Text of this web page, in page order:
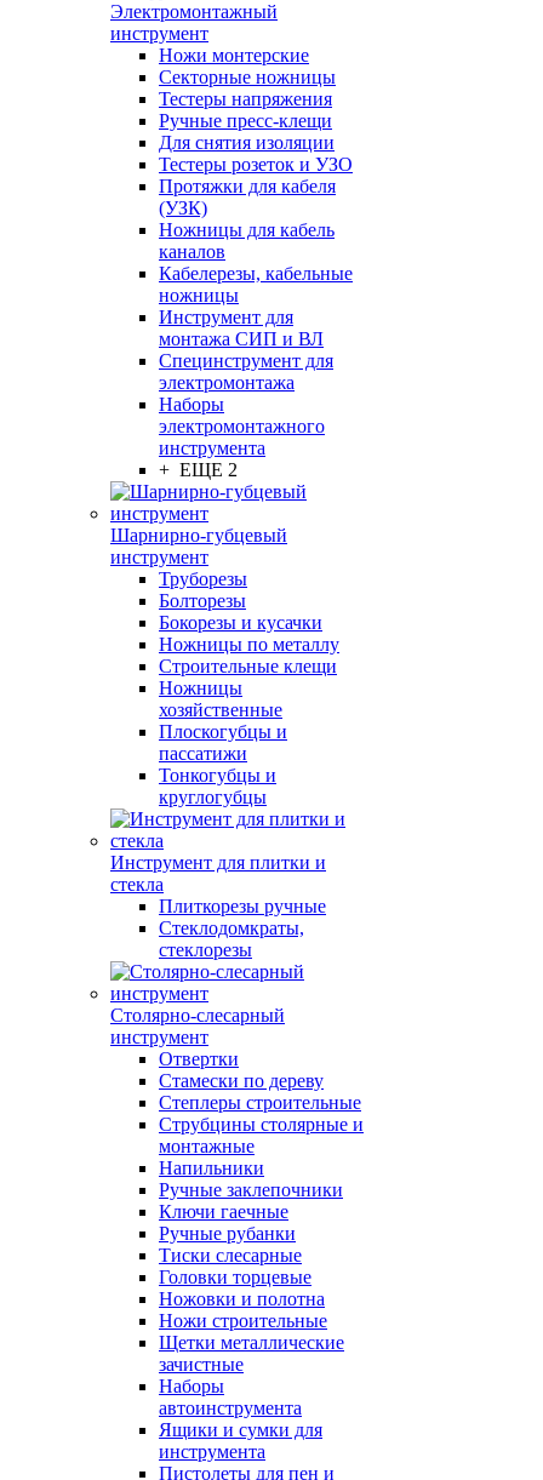
Электромонтажный
инструмент
Ножи монтерские
Секторные ножницы
Тестеры напряжения
Ручные пресс-клещи
Для снятия изоляции
Тестеры розеток и УЗО
Протяжки для кабеля
(УЗК)
Ножницы для кабель
каналов
Кабелерезы, кабельные
ножницы
Инструмент для
монтажа СИП и ВЛ
Специнструмент для
электромонтажа
Наборы
электромонтажного
инструмента
+ ЕЩЕ 2
Шарнирно-губцевый
инструмент
Труборезы
Болторезы
Бокорезы и кусачки
Ножницы по металлу
Строительные клещи
Ножницы
хозяйственные
Плоскогубцы и
пассатижи
Тонкогубцы и
круглогубцы
Инструмент для плитки и
стекла
Плиткорезы ручные
Стеклодомкраты,
стеклорезы
Столярно-слесарный
инструмент
Отвертки
Стамески по дереву
Степлеры строительные
Струбцины столярные и
монтажные
Напильники
Ручные заклепочники
Ключи гаечные
Ручные рубанки
Тиски слесарные
Головки торцевые
Ножовки и полотна
Ножи строительные
Щетки металлические
зачистные
Наборы
автоинструмента
Ящики и сумки для
инструмента
Пистолеты для пен и